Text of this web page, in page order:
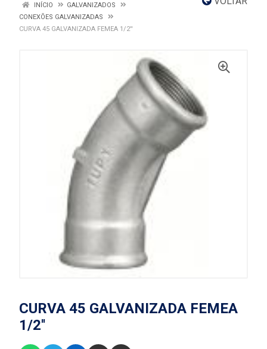
INÍCIO
GALVANIZADOS
CONEXÕES GALVANIZADAS
CURVA 45 GALVANIZADA FEMEA 1/2''
CURVA 45 GALVANIZADA FEMEA
1/2''